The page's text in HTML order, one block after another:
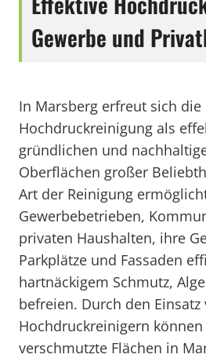
Gewerbe und
In Marsberg erfreut sich die
Hochdruckreinigung als
gründlichen und
Oberflächen großer
Art der Reinigung
Gewerbebetrieben,
privaten Haushalten, ihre
Parkplätze und Fassaden
hartnäckigem Schmutz,
befreien. Durch den Einsatz
Hochdruckreinigern
verschmutzte Flächen in